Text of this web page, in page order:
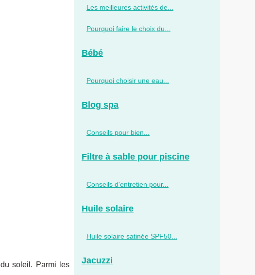
soleil. Parmi les
Les meilleures activités de...
Pourquoi faire le choix du...
Bébé
Pourquoi choisir une eau...
Blog spa
Conseils pour bien...
Filtre à sable pour piscine
Conseils d'entretien pour...
Huile solaire
Huile solaire satinée SPF50...
Jacuzzi